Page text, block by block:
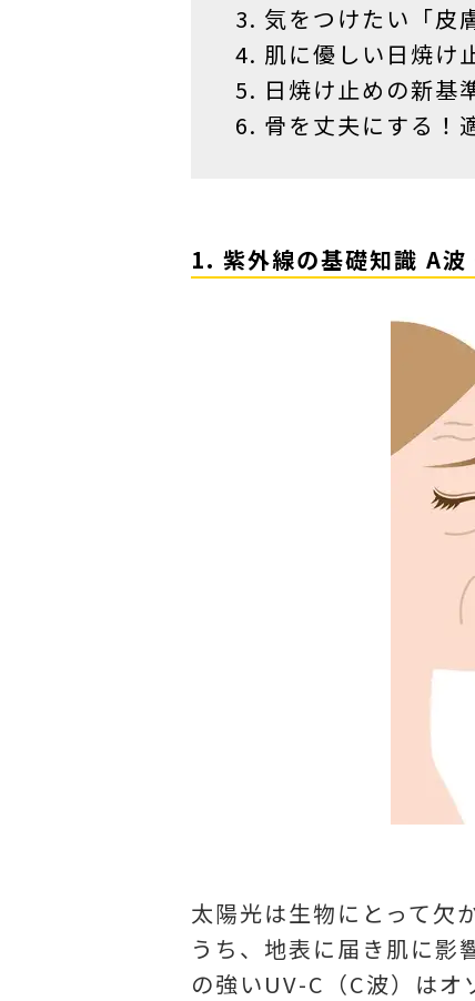
気をつけたい「皮
肌に優しい日焼け
日焼け止めの新基
骨を丈夫にする！
1. 紫外線の基礎知識 A波
太陽光は生物にとって欠
うち、地表に届き肌に影
の強いUV-C（C波）はオ